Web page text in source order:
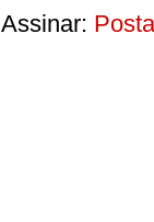
Assinar: